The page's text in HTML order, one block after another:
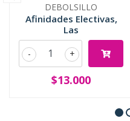
DEBOLSILLO
Afinidades Electivas,
Las
+
-
$13.000